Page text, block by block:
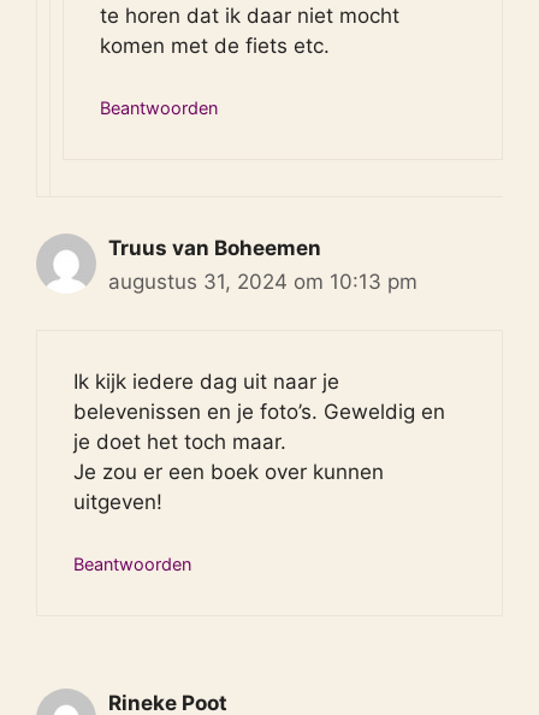
te horen dat ik daar niet mocht
komen met de fiets etc.
Beantwoorden
Truus van Boheemen
augustus 31, 2024 om 10:13 pm
Ik kijk iedere dag uit naar je
belevenissen en je foto’s. Geweldig en
je doet het toch maar.
Je zou er een boek over kunnen
uitgeven!
Beantwoorden
Rineke Poot